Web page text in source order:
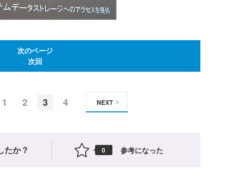
次のページ
次回
1 2 3 4 NEXT
たか？ 0 参考になった